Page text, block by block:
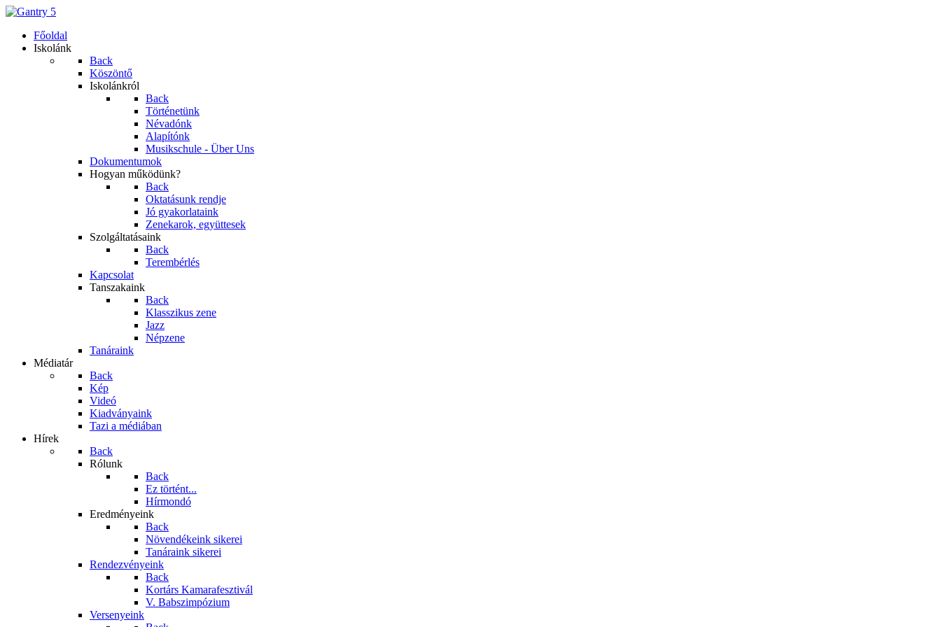
Főoldal
Iskolánk
Back
Köszöntő
Iskolánkról
Back
Történetünk
Névadónk
Alapítónk
Musikschule - Über Uns
Dokumentumok
Hogyan működünk?
Back
Oktatásunk rendje
Jó gyakorlataink
Zenekarok, együttesek
Szolgáltatásaink
Back
Terembérlés
Kapcsolat
Tanszakaink
Back
Klasszikus zene
Jazz
Népzene
Tanáraink
Médiatár
Back
Kép
Videó
Kiadványaink
Tazi a médiában
Hírek
Back
Rólunk
Back
Ez történt...
Hírmondó
Eredményeink
Back
Növendékeink sikerei
Tanáraink sikerei
Rendezvényeink
Back
Kortárs Kamarafesztivál
V. Babszimpózium
Versenyeink